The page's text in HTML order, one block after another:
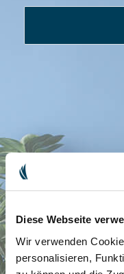
Diese Webseite
Wir verwenden
personalisieren,